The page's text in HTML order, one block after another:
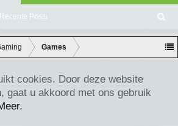
Recente Posts
oe
ke
n
Games
cookies. Door deze website
gaat u akkoord met ons gebruik